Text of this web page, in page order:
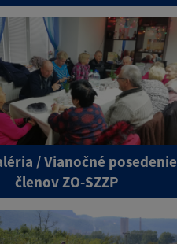
/ Vianočné posedenie
členov ZO-SZZP